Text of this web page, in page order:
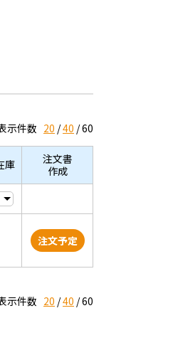
示件数 20 40 60
庫
注文書
作成
注文予定
示件数 20 40 60